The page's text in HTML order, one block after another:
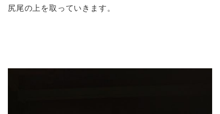
尻尾の上を取っていきます。